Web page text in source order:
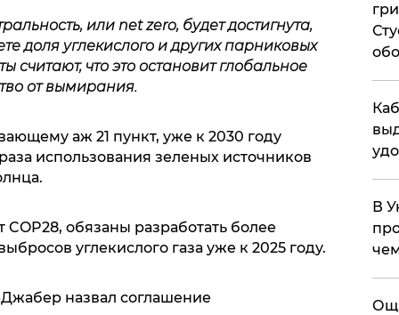
или net zero, будет достигнута,
доля углекислого и других парниковых
считают, что это остановит глобальное
от вымирания.
аж 21 пункт, уже к 2030 году
использования зеленых источников
обязаны разработать более
углекислого газа уже к 2025 году.
назвал соглашение
В